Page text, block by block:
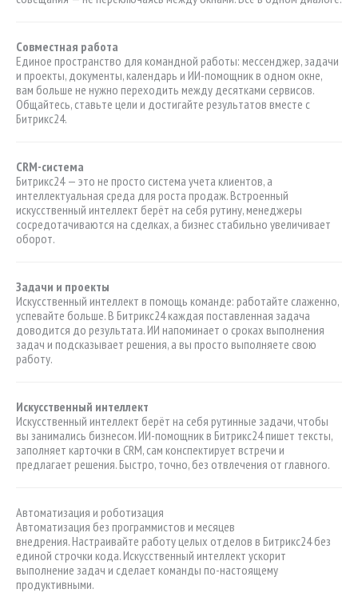
Совместная работа
Единое пространство для командной работы: мессенджер, задачи
и проекты, документы, календарь и ИИ-помощник в одном окне,
вам больше не нужно переходить между десятками сервисов.
Общайтесь, ставьте цели и достигайте результатов вместе с
Битрикс24.
CRM-система
Битрикс24 — это не просто система учета клиентов, а
интеллектуальная среда для роста продаж. Встроенный
искусственный интеллект берёт на себя рутину, менеджеры
сосредотачиваются на сделках, а бизнес стабильно увеличивает
оборот.
Задачи и проекты
Искусственный интеллект в помощь команде: работайте слаженно,
успевайте больше. В Битрикс24 каждая поставленная задача
доводится до результата. ИИ напоминает о сроках выполнения
задач и подсказывает решения, а вы просто выполняете свою
работу.
Искусственный интеллект
Искусственный интеллект берёт на себя рутинные задачи, чтобы
вы занимались бизнесом. ИИ-помощник в Битрикс24 пишет тексты,
заполняет карточки в CRM, сам конспектирует встречи и
предлагает решения. Быстро, точно, без отвлечения от главного.
Автоматизация и роботизация
Автоматизация без программистов и месяцев
внедрения. Настраивайте работу целых отделов в Битрикс24 без
единой строчки кода. Искусственный интеллект ускорит
выполнение задач и сделает команды по-настоящему
продуктивными.